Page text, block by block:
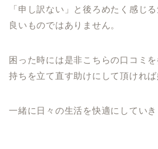
「申し訳ない」と後ろめたく感じ
良いものではありません。
困った時には是非こちらの口コミ
持ちを立て直す助けにして頂けれ
一緒に日々の生活を快適にしてい